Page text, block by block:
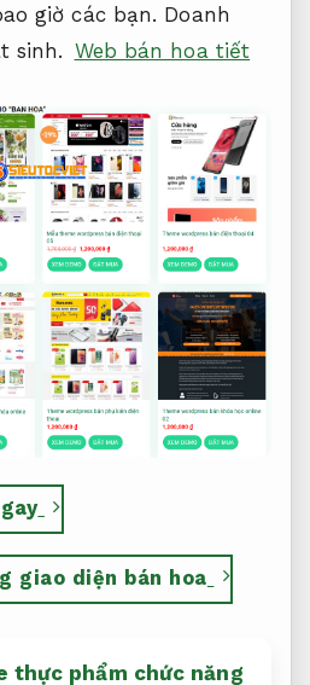
giờ các bạn. Doanh
sinh. Web bán hoa tiết
giao diện bán hoa
thực phẩm chức năng